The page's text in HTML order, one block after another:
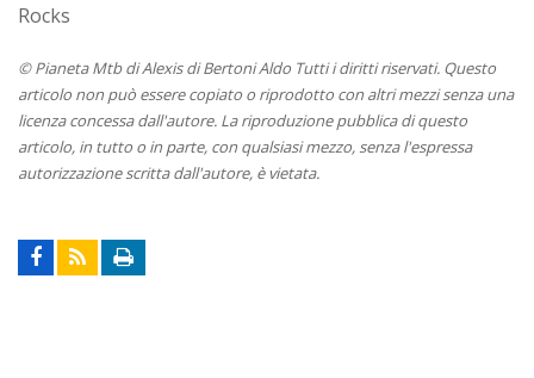
Rocks
© Pianeta Mtb di Alexis di Bertoni Aldo Tutti i diritti riservati. Questo
articolo non può essere copiato o riprodotto con altri mezzi senza una
licenza concessa dall'autore. La riproduzione pubblica di questo
articolo, in tutto o in parte, con qualsiasi mezzo, senza l'espressa
autorizzazione scritta dall'autore, è vietata.